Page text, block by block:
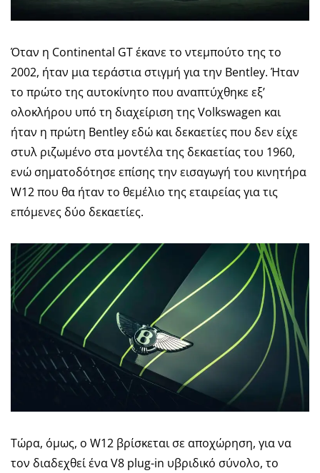
Όταν η Continental GT έκανε το ντεμπούτο της το
2002, ήταν μια τεράστια στιγμή για την Bentley. Ήταν
το πρώτο της αυτοκίνητο που αναπτύχθηκε εξ’
ολοκλήρου υπό τη διαχείριση της Volkswagen και
ήταν η πρώτη Bentley εδώ και δεκαετίες που δεν είχε
στυλ ριζωμένο στα μοντέλα της δεκαετίας του 1960,
ενώ σηματοδότησε επίσης την εισαγωγή του κινητήρα
W12 που θα ήταν το θεμέλιο της εταιρείας για τις
επόμενες δύο δεκαετίες.
Τώρα, όμως, ο W12 βρίσκεται σε αποχώρηση, για να
τον διαδεχθεί ένα V8 plug-in υβριδικό σύνολο, το